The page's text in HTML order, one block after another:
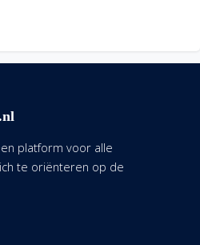
platform voor alle
te oriënteren op de